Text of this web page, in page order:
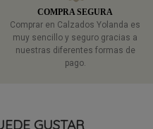
COMPRA SEGURA
Comprar en Calzados Yolanda es
muy sencillo y seguro gracias a
nuestras diferentes formas de
pago.
GUSTAR